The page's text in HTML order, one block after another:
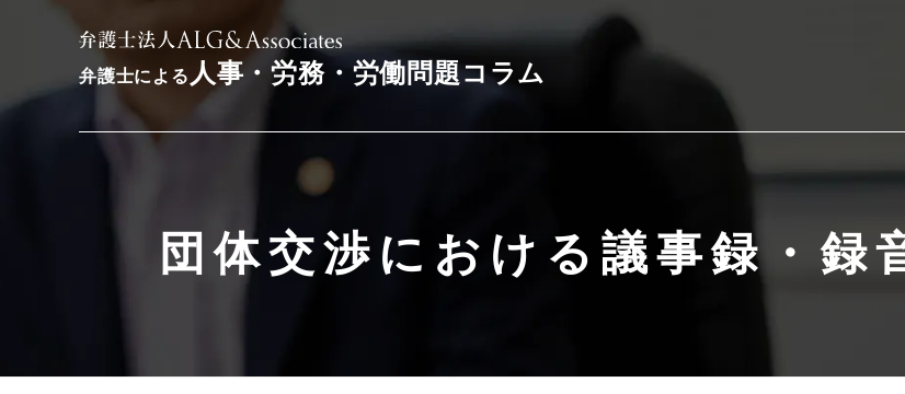
弁護士による 人事・労務・労働問題コラム
団体交渉における議事録・録